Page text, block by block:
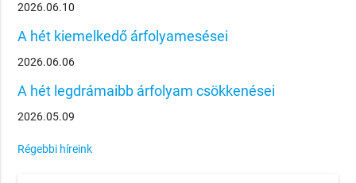
2026.06.10
A hét kiemelkedő árfolyamesései
2026.06.06
A hét legdrámaibb árfolyam csökkenései
2026.05.09
Régebbi híreink